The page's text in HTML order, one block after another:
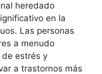
heredado
en la
Las personas
a menudo
estrés y
a trastornos más